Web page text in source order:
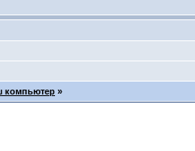
компьютер »